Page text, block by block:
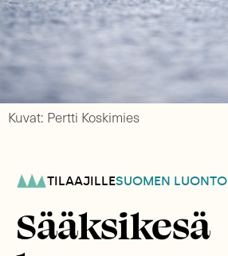
Kuvat: Pertti Koskimies
TILAAJILLESUOMEN LUONTO
Sääksikesä